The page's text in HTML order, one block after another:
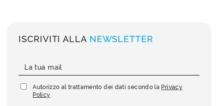
ISCRIVITI ALLA NEWSLETTER
Autorizzo al trattamento dei dati secondo la Privacy
Policy